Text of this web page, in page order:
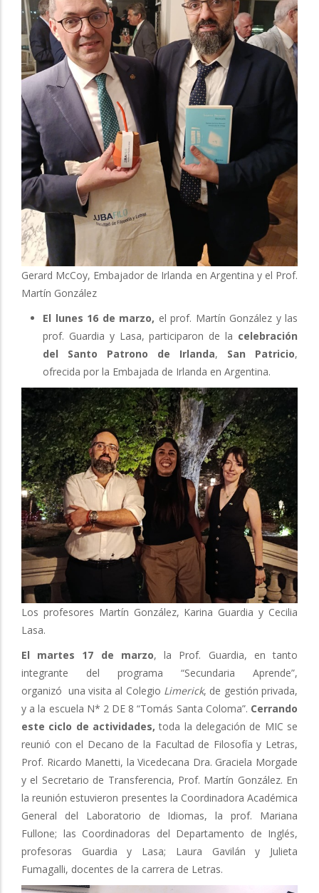
Gerard McCoy, Embajador de Irlanda en Argentina y el Prof.
Martín González
El lunes 16 de marzo, el prof. Martín González y las
prof. Guardia y Lasa, participaron de la celebración
del Santo Patrono de Irlanda, San Patricio,
ofrecida por la Embajada de Irlanda en Argentina.
Los profesores Martín González, Karina Guardia y Cecilia
Lasa.
El martes 17 de marzo, la Prof. Guardia, en tanto
integrante del programa “Secundaria Aprende”,
organizó una visita al Colegio Limerick, de gestión privada,
y a la escuela N* 2 DE 8 “Tomás Santa Coloma”. Cerrando
este ciclo de actividades, toda la delegación de MIC se
reunió con el Decano de la Facultad de Filosofía y Letras,
Prof. Ricardo Manetti, la Vicedecana Dra. Graciela Morgade
y el Secretario de Transferencia, Prof. Martín González. En
la reunión estuvieron presentes la Coordinadora Académica
General del Laboratorio de Idiomas, la prof. Mariana
Fullone; las Coordinadoras del Departamento de Inglés,
profesoras Guardia y Lasa; Laura Gavilán y Julieta
Fumagalli, docentes de la carrera de Letras.